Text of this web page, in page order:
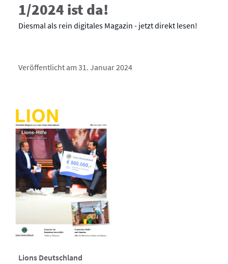
1/2024 ist da!
Diesmal als rein digitales Magazin - jetzt direkt lesen!
Veröffentlicht am 31. Januar 2024
Lions Deutschland